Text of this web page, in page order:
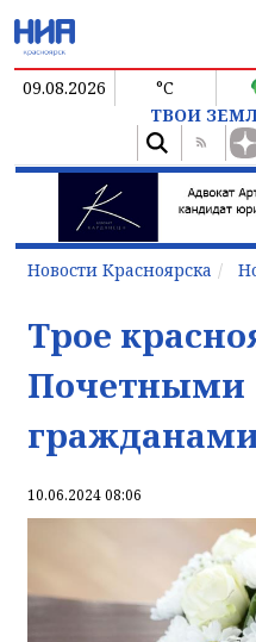
09.08.2026 °C
ТВОИ
Новости Красноярска
Трое
Почетными
10.06.2024 08:06